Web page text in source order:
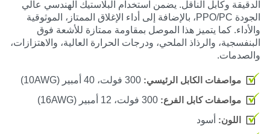
الدقيقة وكابل الناقل. يضمن استخدام البلاستيك الهندسي عالي
الجودة PPO/PC، بالإضافة إلى أداء الإغلاق الممتاز، الموثوقية
والأداء. كما يتميز هذا الموصل بمقاومة ممتازة للأشعة فوق
البنفسجية، والرذاذ الملحي، ودرجات الحرارة العالية، والاهتزازات،
والصدمات.
مواصفات الكابل الرئيسي:
(10AWG)
مواصفات كابل الفرع:
(16AWG)
اللون: أسود